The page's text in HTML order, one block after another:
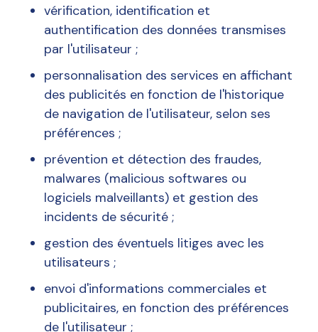
vérification, identification et
authentification des données transmises
par l'utilisateur ;
personnalisation des services en affichant
des publicités en fonction de l'historique
de navigation de l'utilisateur, selon ses
préférences ;
prévention et détection des fraudes,
malwares (malicious softwares ou
logiciels malveillants) et gestion des
incidents de sécurité ;
gestion des éventuels litiges avec les
utilisateurs ;
envoi d'informations commerciales et
publicitaires, en fonction des préférences
de l'utilisateur ;